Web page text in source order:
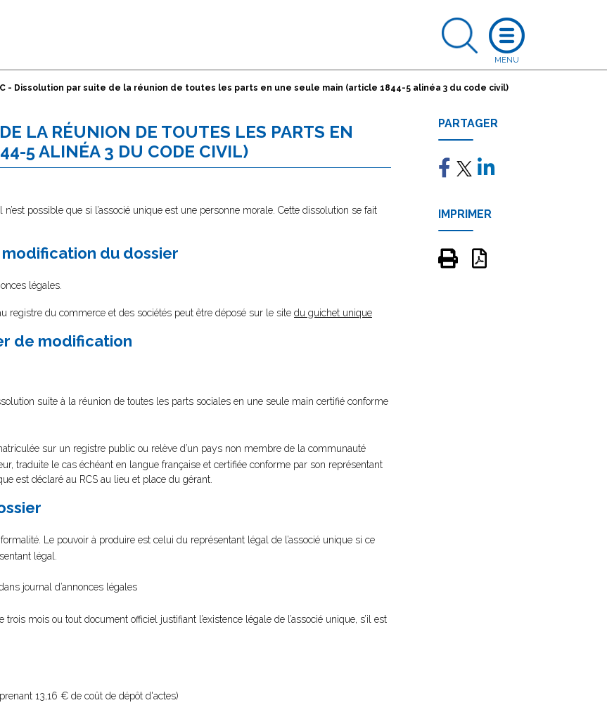
- Dissolution par suite de la réunion de toutes les parts en une seule main (article 1844-5 alinéa 3 du code civil)
LA RÉUNION DE TOUTES LES PARTS EN
5 ALINÉA 3 DU CODE CIVIL)
possible que si l’associé unique est une personne morale. Cette dissolution se fait
du dossier
légales.
registre du commerce et des sociétés peut être déposé sur le site du guichet unique
de modification
suite à la réunion de toutes les parts sociales en une seule main certifié conforme
sur un registre public ou relève d’un pays non membre de la communauté
traduite le cas échéant en langue française et certifiée conforme par son représentant
est déclaré au RCS au lieu et place du gérant.
Le pouvoir à produire est celui du représentant légal de l’associé unique si ce
légal.
journal d’annonces légales
mois ou tout document officiel justifiant l’existence légale de l’associé unique, s’il est
13,16 € de coût de dépôt d'actes)
PARTAGER
IMPRIMER